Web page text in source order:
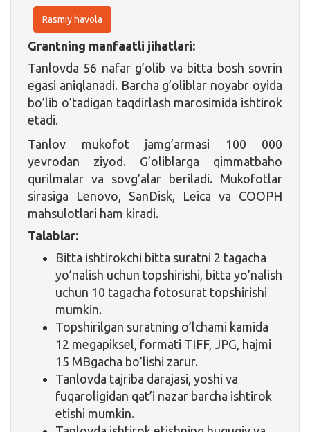
Rasmiy havola
Grantning manfaatli jihatlari:
Tanlovda 56 nafar g’olib va bitta bosh sovrin
egasi aniqlanadi. Barcha g’oliblar noyabr oyida
bo’lib o’tadigan taqdirlash marosimida ishtirok
etadi.
Tanlov mukofot jamg’armasi 100 000
yevrodan ziyod. G’oliblarga qimmatbaho
qurilmalar va sovg’alar beriladi. Mukofotlar
sirasiga Lenovo, SanDisk, Leica va COOPH
mahsulotlari ham kiradi.
Talablar:
Bitta ishtirokchi bitta suratni 2 tagacha
yo’nalish uchun topshirishi, bitta yo’nalish
uchun 10 tagacha fotosurat topshirishi
mumkin.
Topshirilgan suratning o’lchami kamida
12 megapiksel, formati TIFF, JPG, hajmi
15 MBgacha bo’lishi zarur.
Tanlovda tajriba darajasi, yoshi va
fuqaroligidan qat’i nazar barcha ishtirok
etishi mumkin.